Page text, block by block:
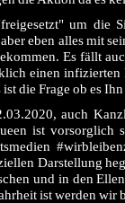
um die
eben alles mit
Es fällt
einen
die Frage ob es
auch
ist vorsorglich
Darstellung
und in den
ist werden wir